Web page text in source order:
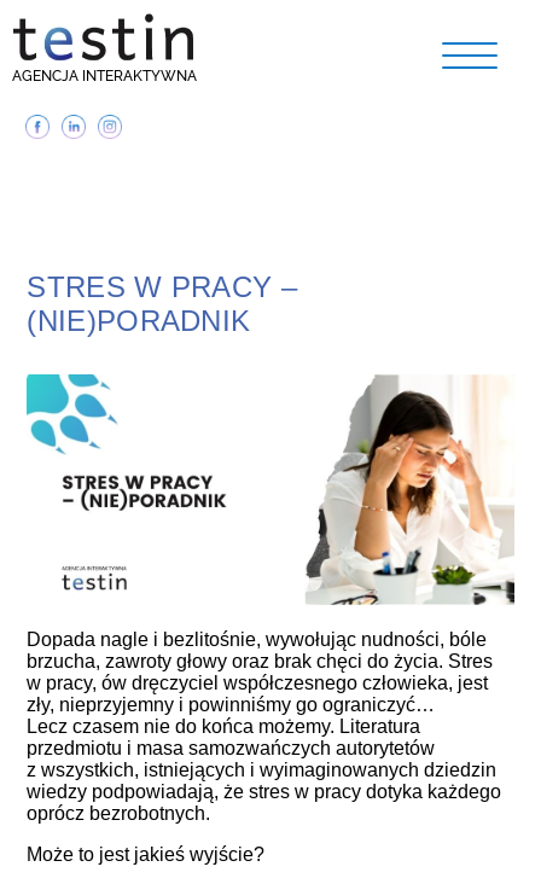
AGENCJA INTERAKTYWNA
STRES W PRACY –
(NIE)PORADNIK
Dopada nagle i bezlitośnie, wywołując nudności, bóle
brzucha, zawroty głowy oraz brak chęci do życia. Stres
w pracy, ów dręczyciel współczesnego człowieka, jest
zły, nieprzyjemny i powinniśmy go ograniczyć…
Lecz czasem nie do końca możemy. Literatura
przedmiotu i masa samozwańczych autorytetów
z wszystkich, istniejących i wyimaginowanych dziedzin
wiedzy podpowiadają, że stres w pracy dotyka każdego
oprócz bezrobotnych.
Może to jest jakieś wyjście?